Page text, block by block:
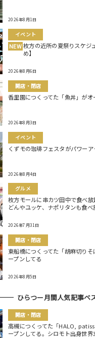
2026年8月1日
イベント
NEW 枚方の近所の夏祭りスケジ
め】
2026年8月6日
開店・閉店
香里園につくってた「魚丼」がオ
2026年8月3日
イベント
くずモの珈琲フェスタがパワー
2026年8月4日
グルメ
枚方モールに串カツ田中で食べ
どんやユッケ、ナポリタンも食べ
2026年7月31日
開店・閉店
東船橋につくってた「胡麻切り
ープンしてる
2026年8月5日
ひらつー月間人気記事ベ
開店・閉店
高槻につくってた「HALO,
ープンしてる。シロモト出身世